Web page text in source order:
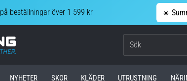
på beställningar över 1 599 kr ☀️
Top4Running.se
NYHETER SKOR KLÄDER UTRUSTNING